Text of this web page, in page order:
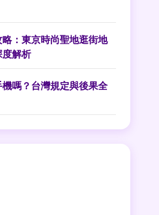
：東京時尚聖地逛街地
度解析
嗎？台灣規定與後果全